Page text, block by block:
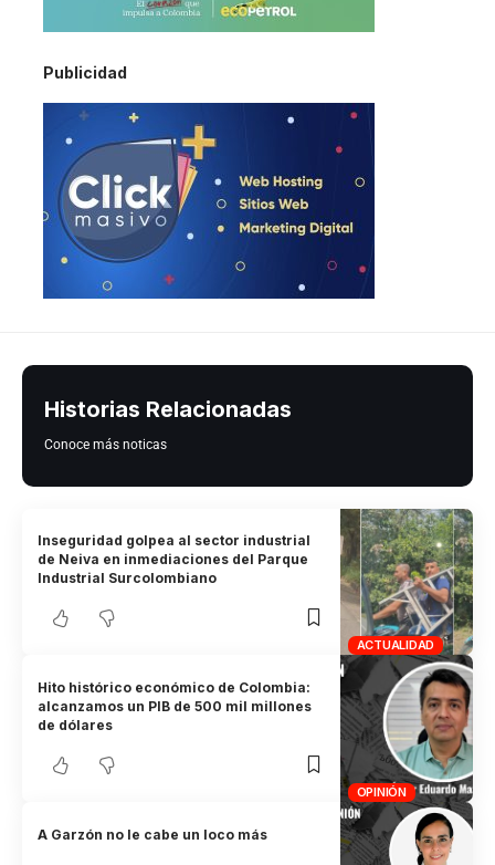
Publicidad
Historias Relacionadas
Conoce más noticas
ACTUALIDAD
Inseguridad golpea al sector industrial
de Neiva en inmediaciones del Parque
Industrial Surcolombiano
OPINIÓN
Hito histórico económico de Colombia:
alcanzamos un PIB de 500 mil millones
de dólares
A Garzón no le cabe un loco más